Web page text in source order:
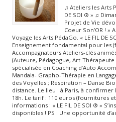
♫ Ateliers les Arts
DE SOI ® » ♫
Projet de Vie
Coeur Son’OR !
Voyage les Arts PédaGo. « LE FIL DE
Enseignement fondamental pour les
Accompagnateurs Ateliers-clés
(Auteure, Pédagogue, Art-
spécialisée en Coaching d’Auto
Mandala- Grapho-Thérapie en
des Voyelles ; Respiration – Danse
distance. Le lieu : à Paris, à confirmer
18h. Le tarif : 110 euros (fournitures
informations : « LE FIL DE SOI ® »
disponibles ! PS : Une opportunité